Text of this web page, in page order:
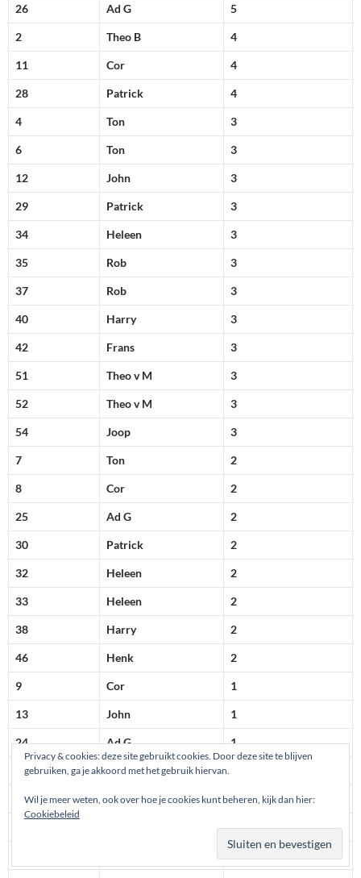
26 Ad G 5
2 Theo B 4
11 Cor 4
28 Patrick 4
4 Ton 3
6 Ton 3
12 John 3
29 Patrick 3
34 Heleen 3
35 Rob 3
37 Rob 3
40 Harry 3
42 Frans 3
51 Theo v M 3
52 Theo v M 3
54 Joop 3
7 Ton 2
8 Cor 2
25 Ad G 2
30 Patrick 2
32 Heleen 2
33 Heleen 2
38 Harry 2
46 Henk 2
9 Cor 1
13 John 1
24 Ad G 1
41 Harry
43 Frans 1
1
Privacy & cookies: deze site gebruikt cookies. Door deze site te blijven
gebruiken, ga je akkoord met het gebruik hiervan.
Wil je meer weten, ook over hoe je cookies kunt beheren, kijk dan hier:
Cookiebeleid